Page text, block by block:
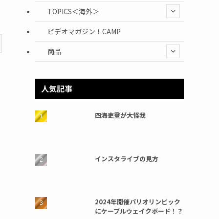
TOPICS＜海外＞
ビデオマガジン！CAMP
商品
人気記事
四海吏登が大怪我
インスタライブの見方
2024年開催パリオリンピック
にケーブルウェイクボード！？